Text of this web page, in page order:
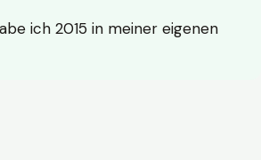
ich 2015 in meiner eigenen